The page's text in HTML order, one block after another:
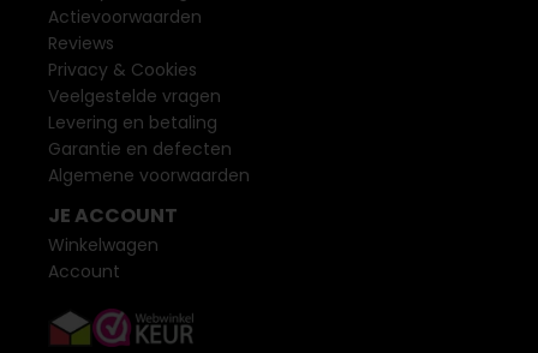
Actievoorwaarden
Reviews
Privacy & Cookies
Veelgestelde vragen
Levering en betaling
Garantie en defecten
Algemene voorwaarden
JE ACCOUNT
Winkelwagen
Account